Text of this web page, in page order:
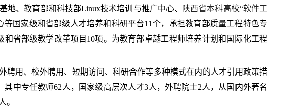
地、教育部和科技部Linux技术培训与推广中心、 陕西省本科高校“软件工
等国家级和省部级人才培养和科研平台11个， 承担教育部质量工程特色专
和省部级教学改革项目10项。为教育部卓越工程师培养计划和国际化工程
聘用、校外聘用、短期访问、科研合作等多种模式在内的人才引用政策措
其中专任教师62 人，国家级高层次人才3人，外聘院士2人，从国内外著名
人。